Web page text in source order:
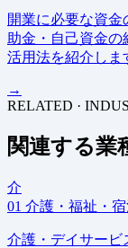
開業に必要な資
助金・自己資金
活用法を紹介しま
→
RELATED ·
関連する業
介
01 介護・福祉・宿
介護・デイサービ